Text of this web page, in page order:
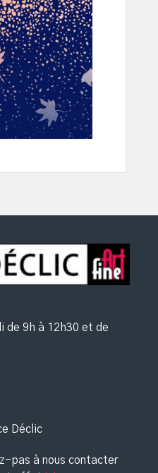
de 9h à 12h30 et de
Déclic
pas à nous contacter